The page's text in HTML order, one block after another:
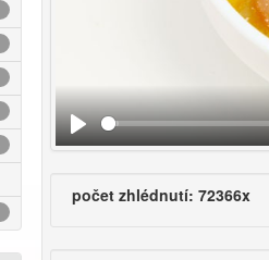
počet zhlédnutí: 72366x